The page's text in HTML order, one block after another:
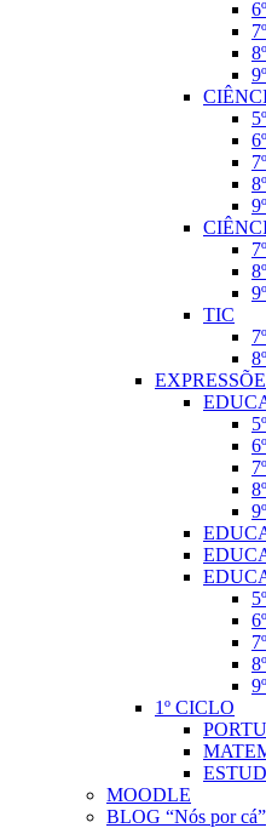
TIC
1º CICLO
MOODLE
BLOG “Nós por cá”